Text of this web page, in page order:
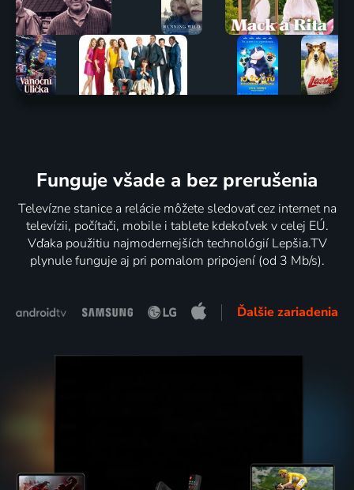
Funguje všade a bez prerušenia
Televízne stanice a relácie môžete sledovať cez internet na
televízii, počítači, mobile i tablete kdekoľvek v celej EÚ.
Vďaka použitiu najmodernejších technológií Lepšia.TV
plynule funguje aj pri pomalom pripojení (od 3 Mb/s).
Ďalšie zariadenia